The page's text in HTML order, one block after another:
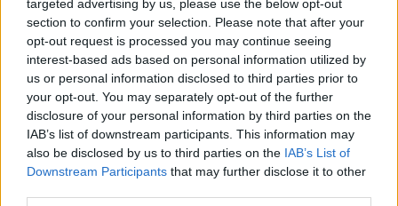
targeted advertising by us, please use the below opt-out
section to confirm your selection. Please note that after your
opt-out request is processed you may continue seeing
interest-based ads based on personal information utilized by
us or personal information disclosed to third parties prior to
your opt-out. You may separately opt-out of the further
disclosure of your personal information by third parties on the
IAB’s list of downstream participants. This information may
also be disclosed by us to third parties on the IAB’s List of
Downstream Participants that may further disclose it to other
Περισσότερα από το
Trade Estates: Στην κατοχή της το
50% του Sofia South Ring Mall με
τίμημα 49,35 εκατ. ευρώ
07/08/26 16:53